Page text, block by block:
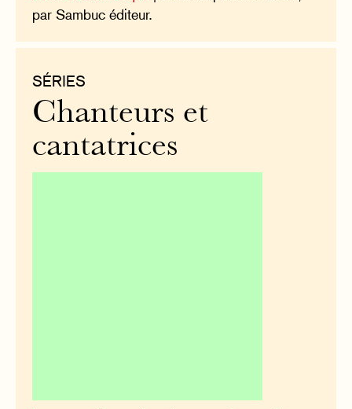
par Sambuc éditeur.
SÉRIES
Chanteurs et
cantatrices